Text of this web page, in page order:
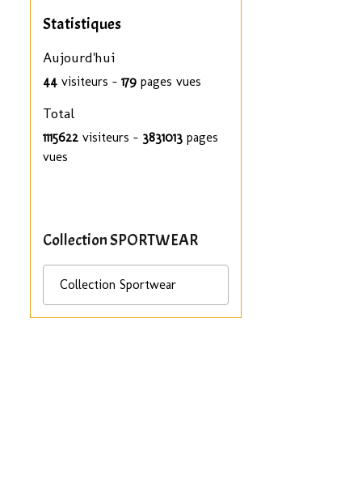
Statistiques
Aujourd'hui
44 visiteurs -179 pages vues
Total
1115622 visiteurs - 3831013 pages
vues
Collection SPORTWEAR
Collection Sportwear